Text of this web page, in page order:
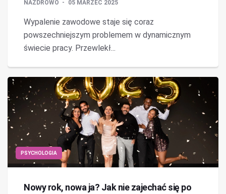
NAZDROWO 05 MARZEC 2025
Wypalenie zawodowe staje się coraz
powszechniejszym problemem w dynamicznym
świecie pracy. Przewlekł...
PSYCHOLOGIA
Nowy rok, nowa ja? Jak nie zajechać się po